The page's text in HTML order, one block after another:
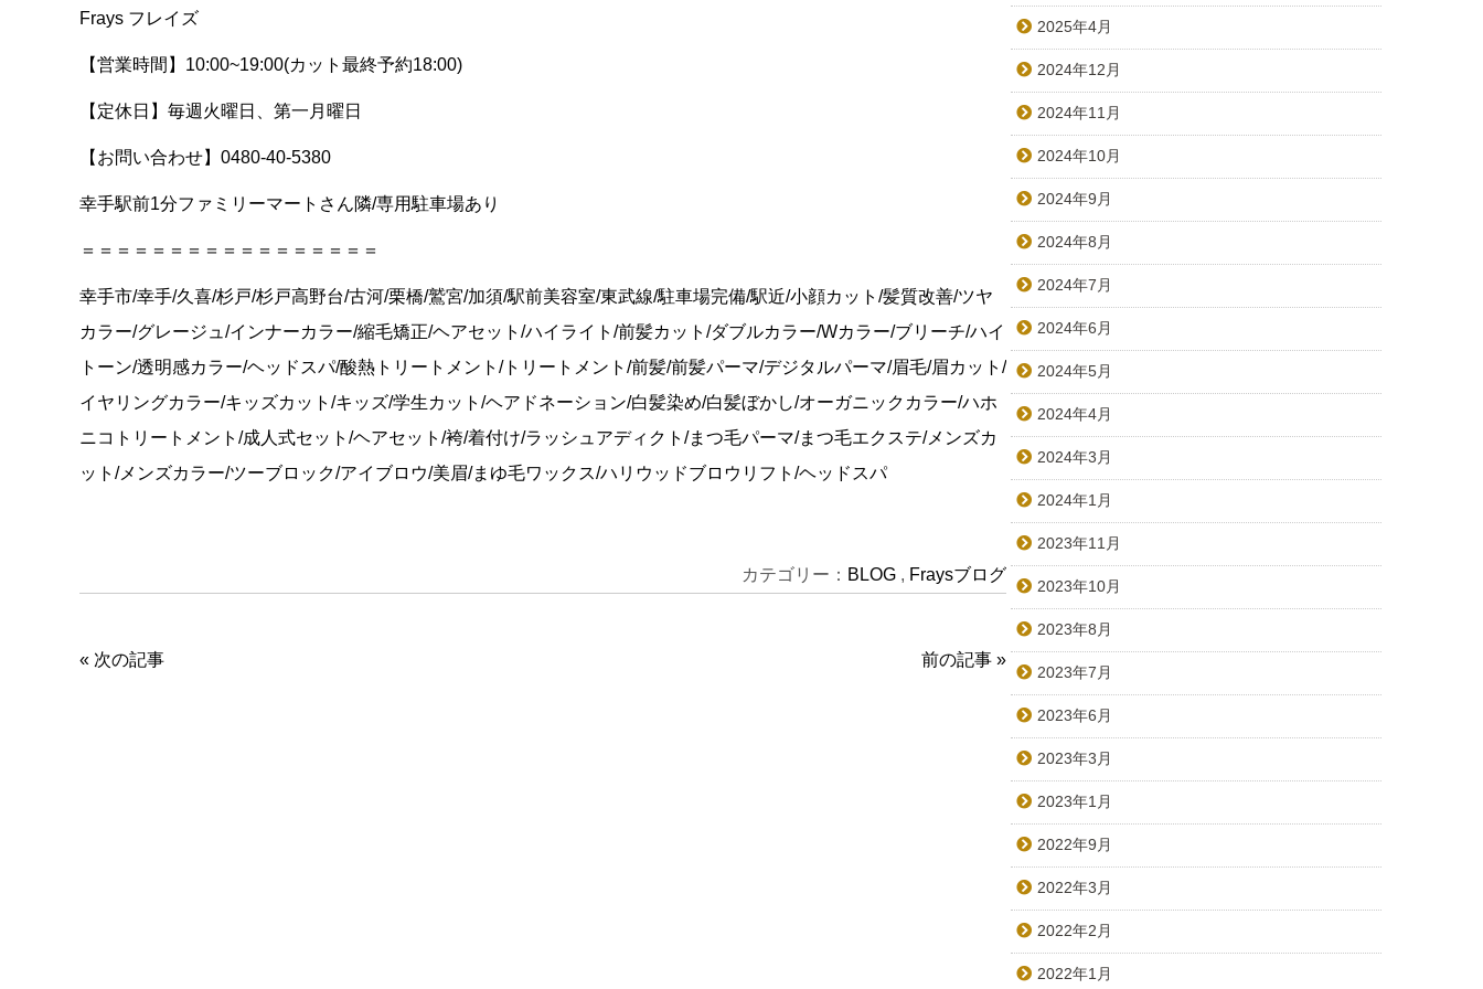
Frays フレイズ
【営業時間】10:00~19:00(カット最終予約18:00)
【定休日】毎週火曜日、第一月曜日
【お問い合わせ】0480-40-5380
幸手駅前1分ファミリーマートさん隣/専用駐車場あり
＝＝＝＝＝＝＝＝＝＝＝＝＝＝＝＝＝
幸手市/幸手/久喜/杉戸/杉戸高野台/古河/栗橋/鷲宮/加須/駅前美容室/東武線/駐車場完備/駅近/小顔カット/髪質改善/ツヤ
カラー/グレージュ/インナーカラー/縮毛矯正/ヘアセット/ハイライト/前髪カット/ダブルカラー/Wカラー/ブリーチ/ハイ
トーン/透明感カラー/ヘッドスパ/酸熱トリートメント/トリートメント/前髪/前髪パーマ/デジタルパーマ/眉毛/眉カット/
イヤリングカラー/キッズカット/キッズ/学生カット/ヘアドネーション/白髪染め/白髪ぼかし/オーガニックカラー/ハホ
ニコトリートメント/成人式セット/ヘアセット/袴/着付け/ラッシュアディクト/まつ毛パーマ/まつ毛エクステ/メンズカ
ット/メンズカラー/ツーブロック/アイブロウ/美眉/まゆ毛ワックス/ハリウッドブロウリフト/ヘッドスパ
カテゴリー： BLOG , Fraysブログ
« 次の記事 前の記事 »
2025年4月
2024年12月
2024年11月
2024年10月
2024年9月
2024年8月
2024年7月
2024年6月
2024年5月
2024年4月
2024年3月
2024年1月
2023年11月
2023年10月
2023年8月
2023年7月
2023年6月
2023年3月
2023年1月
2022年9月
2022年3月
2022年2月
2022年1月